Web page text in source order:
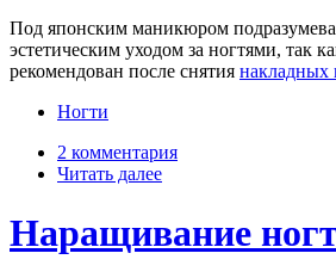
Под японским маникюром
эстетическим уходом за ногтями, так
рекомендован после снятия накладных
Ногти
2 комментария
Читать далее
Наращивание